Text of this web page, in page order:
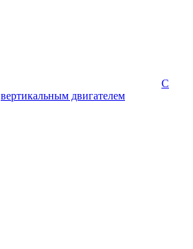
С
вертикальным двигателем